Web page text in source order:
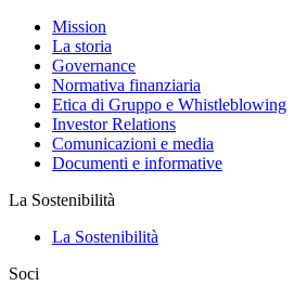
Mission
La storia
Governance
Normativa finanziaria
Etica di Gruppo e Whistleblowing
Investor Relations
Comunicazioni e media
Documenti e informative
La Sostenibilità
La Sostenibilità
Soci